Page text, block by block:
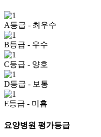
A등급 - 최우수
B등급 - 우수
C등급 - 양호
D등급 - 보통
E등급 - 미흡
요양병원 평가등급